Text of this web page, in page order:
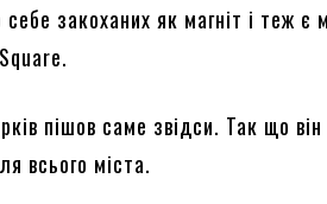
закоханих як магніт і теж є
пішов саме звідси. Так що
всього міста.